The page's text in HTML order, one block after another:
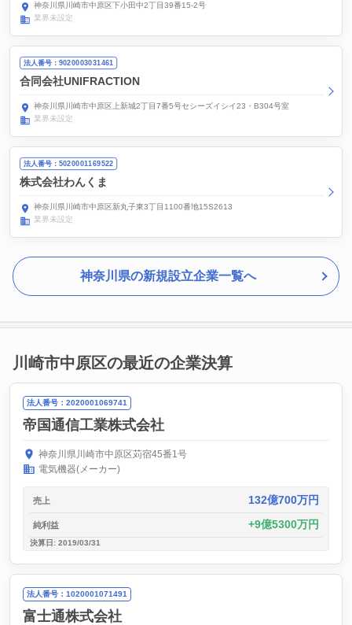
神奈川県川崎市中原区下小田中2丁目39番15-2号
業界未設定
法人番号：9020003031461
合同会社UNIFRACTION
神奈川県川崎市中原区上新城2丁目7番5号セシーズイシイ23・B304号室
業界未設定
法人番号：5020001169522
株式会社わんくま
神奈川県川崎市中原区新丸子東3丁目1100番地15S2613
業界未設定
神奈川県の新規設立企業一覧へ
川崎市中原区の最近の企業決算
法人番号：2020001069741
帝国通信工業株式会社
神奈川県川崎市中原区苅宿45番1号
電気機器(メーカー)
売上 132億700万円
純利益 9億5300万円
決算日: 2019/03/31
法人番号：1020001071491
富士通株式会社